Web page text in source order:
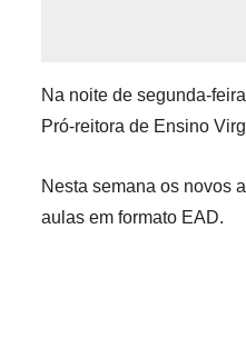
Na noite de segunda-
Pró-reitora de Ensino
Nesta semana os novos
aulas em formato EAD.